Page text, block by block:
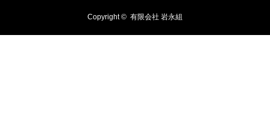
Copyright © 有限会社 岩永組